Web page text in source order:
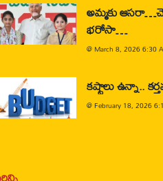
అమ్మకు
భరోసా…
@ March 8, 2026 6:30
కష్టాలు ఉన్నా..
@February 18, 2026